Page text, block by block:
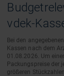
vdek-
Bei den
Kassen nach dem
01.08.2026. Um
Packungspreise der
größeren